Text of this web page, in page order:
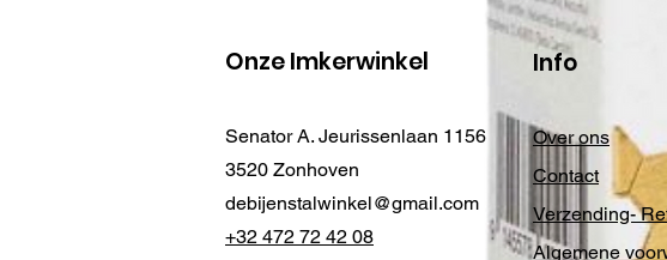
Onze Imkerwinkel
Senator A. Jeurissenlaan 1156
3520 Zonhoven
debijenstalwinkel@gmail.com
+32 472 72 42 08
Info
Over ons
Contact
Verzending-
Algemene